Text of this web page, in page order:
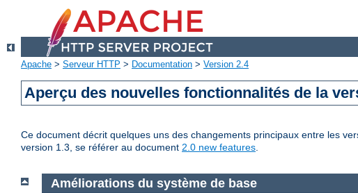
Apache > Serveur HTTP > Documentation > Version 2.4
Aperçu des nouvelles fonctionnalités de la
Ce document décrit quelques uns des changements principaux entre les
version 1.3, se référer au document 2.0 new features.
Améliorations du système de base